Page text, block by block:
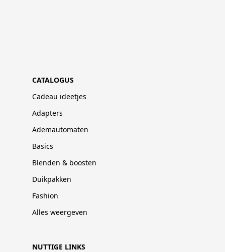
CATALOGUS
Cadeau ideetjes
Adapters
Ademautomaten
Basics
Blenden & boosten
Duikpakken
Fashion
Alles weergeven
NUTTIGE LINKS